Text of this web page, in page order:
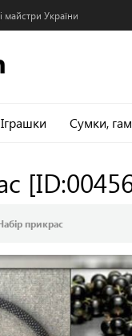
майстри України
Іграшки Сумки,
прикрас